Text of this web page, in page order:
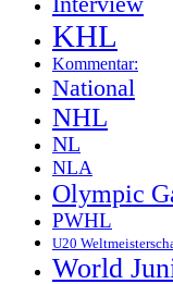
KHL
Kommentar:
National
NHL
NL
NLA
Olympic
PWHL
U20
World